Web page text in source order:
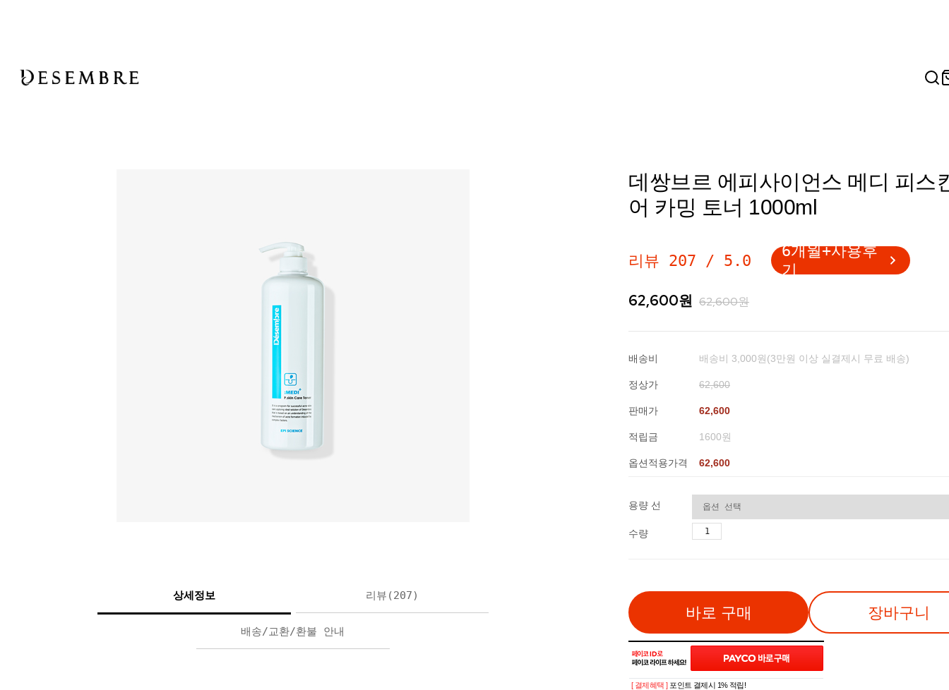
데쌍브르 에피사이언스 메디 피스
어 카밍 토너 1000ml
리뷰 207 / 5.0
6개월+사용후
기
62,600원 62,600원
배송비 배송비 3,000원(3만원 이상 실결제시 무료 배송)
정상가 62,600
판매가 62,600
적립금 1600원
옵션적용가격 62,600
용량 선
수량
바로 구매 장바구니
[ 결제혜택 ] 포인트 결제시 1% 적립!
상세정보 리뷰(207)
배송/교환/환불 안내